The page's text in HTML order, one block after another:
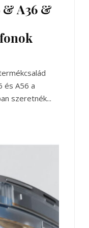
& A36 &
és A56 a
szeretnék...